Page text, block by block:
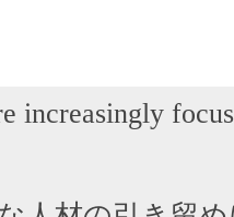
increasingly